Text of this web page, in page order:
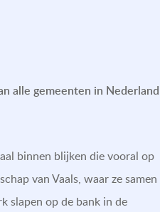
alle gemeenten in
binnen blijken die vooral op
van Vaals, waar ze samen
slapen op de bank in de